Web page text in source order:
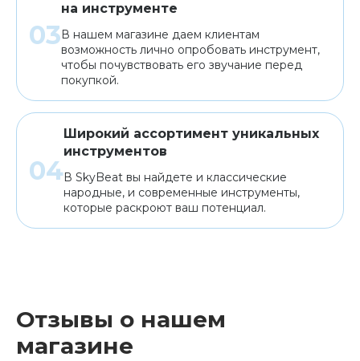
на инструменте
В нашем магазине даем клиентам
возможность лично опробовать инструмент,
чтобы почувствовать его звучание перед
покупкой.
Широкий ассортимент уникальных
инструментов
В SkyBeat вы найдете и классические
народные, и современные инструменты,
которые раскроют ваш потенциал.
Отзывы о нашем
магазине